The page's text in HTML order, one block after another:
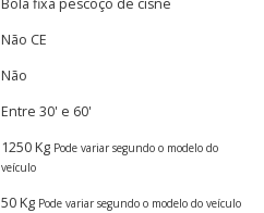
Bola fixa pescoço de cisne
Não CE
Não
Entre 30' e 60'
1250 Kg Pode variar segundo o modelo do
veículo
50 Kg Pode variar segundo o modelo do veículo